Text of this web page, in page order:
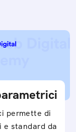
permette di
standard da